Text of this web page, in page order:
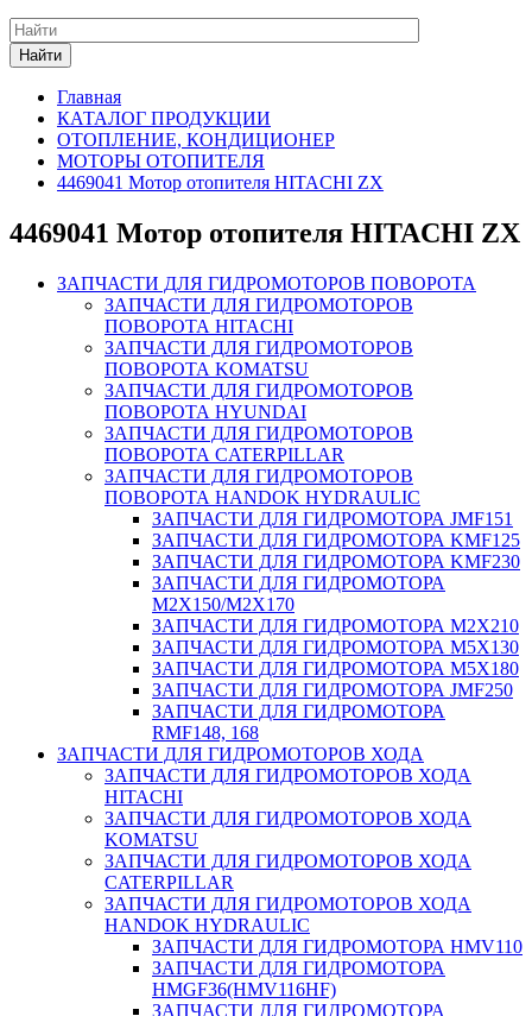
Найти
Главная
КАТАЛОГ ПРОДУКЦИИ
ОТОПЛЕНИЕ, КОНДИЦИОНЕР
МОТОРЫ ОТОПИТЕЛЯ
4469041 Мотор отопителя HITACHI ZX
4469041 Мотор отопителя HITACHI ZX
ЗАПЧАСТИ ДЛЯ ГИДРОМОТОРОВ ПОВОРОТА
ЗАПЧАСТИ ДЛЯ ГИДРОМОТОРОВ
ПОВОРОТА HITACHI
ЗАПЧАСТИ ДЛЯ ГИДРОМОТОРОВ
ПОВОРОТА KOMATSU
ЗАПЧАСТИ ДЛЯ ГИДРОМОТОРОВ
ПОВОРОТА HYUNDAI
ЗАПЧАСТИ ДЛЯ ГИДРОМОТОРОВ
ПОВОРОТА CATERPILLAR
ЗАПЧАСТИ ДЛЯ ГИДРОМОТОРОВ
ПОВОРОТА HANDOK HYDRAULIC
ЗАПЧАСТИ ДЛЯ ГИДРОМОТОРА JMF151
ЗАПЧАСТИ ДЛЯ ГИДРОМОТОРА KMF125
ЗАПЧАСТИ ДЛЯ ГИДРОМОТОРА KMF230
ЗАПЧАСТИ ДЛЯ ГИДРОМОТОРА
M2X150/M2X170
ЗАПЧАСТИ ДЛЯ ГИДРОМОТОРА M2X210
ЗАПЧАСТИ ДЛЯ ГИДРОМОТОРА M5X130
ЗАПЧАСТИ ДЛЯ ГИДРОМОТОРА M5X180
ЗАПЧАСТИ ДЛЯ ГИДРОМОТОРА JMF250
ЗАПЧАСТИ ДЛЯ ГИДРОМОТОРА
RMF148, 168
ЗАПЧАСТИ ДЛЯ ГИДРОМОТОРОВ ХОДА
ЗАПЧАСТИ ДЛЯ ГИДРОМОТОРОВ ХОДА
HITACHI
ЗАПЧАСТИ ДЛЯ ГИДРОМОТОРОВ ХОДА
KOMATSU
ЗАПЧАСТИ ДЛЯ ГИДРОМОТОРОВ ХОДА
CATERPILLAR
ЗАПЧАСТИ ДЛЯ ГИДРОМОТОРОВ ХОДА
HANDOK HYDRAULIC
ЗАПЧАСТИ ДЛЯ ГИДРОМОТОРА HMV110
ЗАПЧАСТИ ДЛЯ ГИДРОМОТОРА
HMGF36(HMV116HF)
ЗАПЧАСТИ ДЛЯ ГИДРОМОТОРА